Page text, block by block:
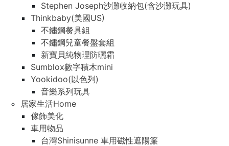
Stephen Joseph沙灘收納包(含沙灘玩具)
Thinkbaby(美國US)
不鏽鋼餐具組
不鏽鋼兒童餐盤套組
新寶貝純物理防曬霜
Sumblox數字積木mini
Yookidoo(以色列)
音樂系列玩具
居家生活Home
傢飾美化
車用物品
台灣Shinisunne 車用磁性遮陽簾